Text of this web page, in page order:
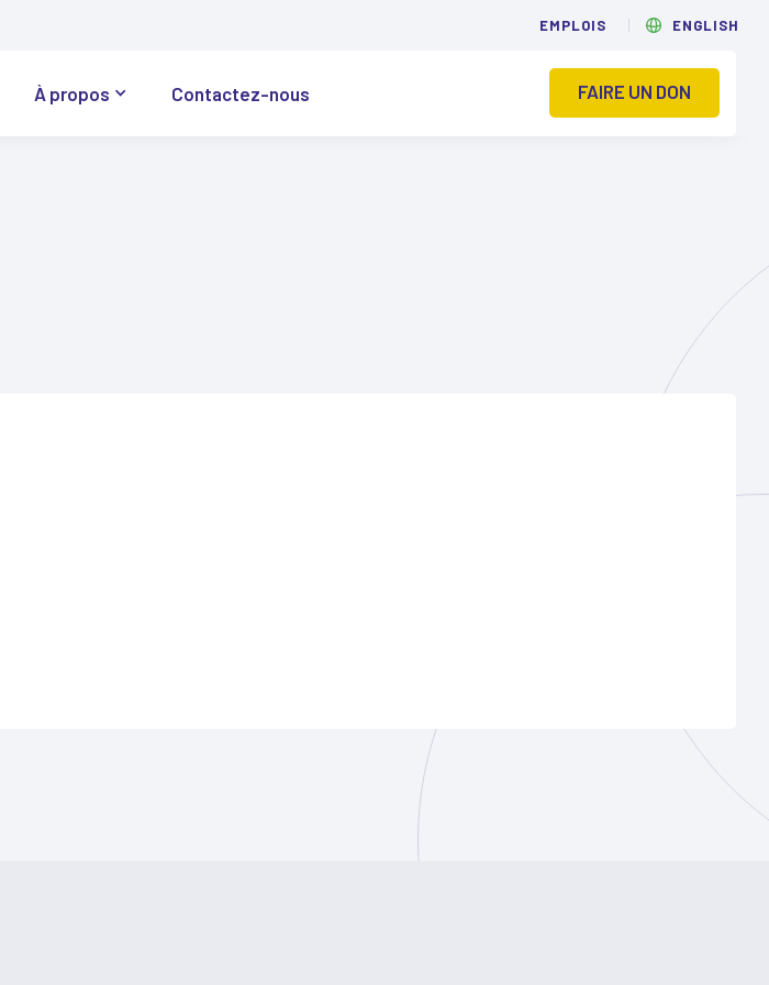
EMPLOIS ENGLISH
À propos Contactez-nous FAIRE UN DON